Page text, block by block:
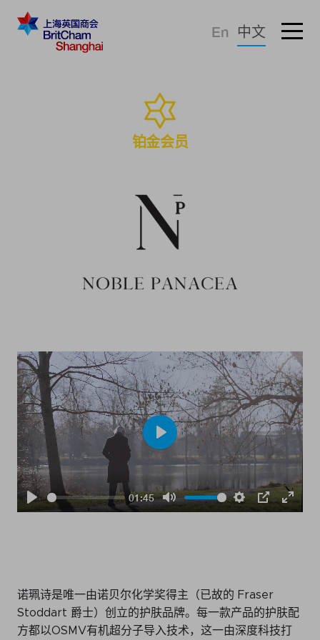
忘记密码？
登录
知识分享
资讯档案
参考文库
就业市场
关于我们
委员会
订阅周报
En 中文
铂金会员
Play
01:45
Mute Settings
PIP
Play
诺珮诗是唯一由诺贝尔化学奖得主（已故的 Fraser
Stoddart 爵士）创立的护肤品牌。每一款产品的护肤配
方都以OSMV有机超分子导入技术，这一由深度科技打